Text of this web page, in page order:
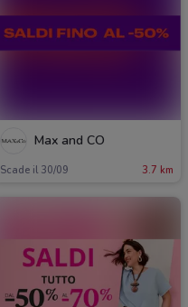
Max and CO
Scade il 30/09 3.7 km